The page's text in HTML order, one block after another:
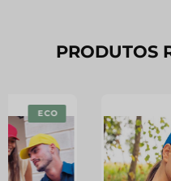
PRODUTOS
ECO